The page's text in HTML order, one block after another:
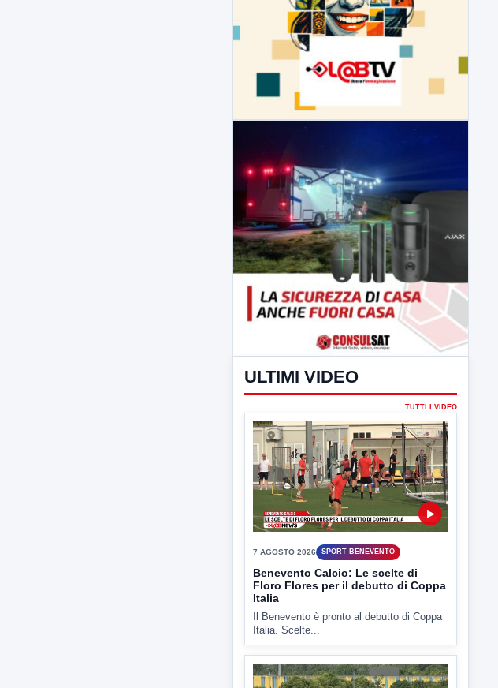
ULTIMI VIDEO
TUTTI I VIDEO
▶
7 AGOSTO 2026 SPORT BENEVENTO
Benevento Calcio: Le scelte di
Floro Flores per il debutto di Coppa
Italia
Il Benevento è pronto al debutto di Coppa
Italia. Scelte...